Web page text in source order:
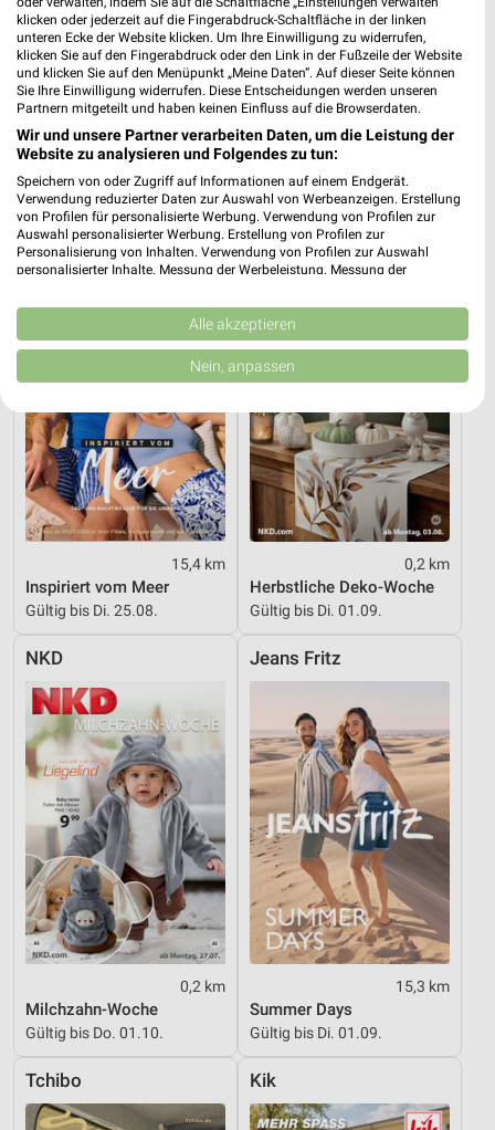
15,4 km
Voilà, c’est moi
Gültig ab Mi. 12.08.
15,4 km
Alpaka cleaning collection
Gültig bis Di. 01.09.
Tchibo
15,4 km
Inspiriert vom Meer
Gültig bis Di. 25.08.
NKD
0,2 km
Herbstliche Deko-Woche
Gültig bis Di. 01.09.
NKD
0,2 km
Milchzahn-Woche
Gültig bis Do. 01.10.
Jeans Fritz
15,3 km
Summer Days
Gültig bis Di. 01.09.
Tchibo Kik
klicken oder jederzeit auf die Fingerabdruck-Schaltfläche in der linken
unteren Ecke der Website klicken. Um Ihre Einwilligung zu widerrufen,
klicken Sie auf den Fingerabdruck oder den Link in der Fußzeile der Website
und klicken Sie auf den Menüpunkt „Meine Daten“. Auf dieser Seite können
Sie Ihre Einwilligung widerrufen. Diese Entscheidungen werden unseren
Partnern mitgeteilt und haben keinen Einfluss auf die Browserdaten.
Wir und unsere Partner verarbeiten Daten, um die Leistung der
Website zu analysieren und Folgendes zu tun:
Speichern von oder Zugriff auf Informationen auf einem Endgerät.
Verwendung reduzierter Daten zur Auswahl von Werbeanzeigen. Erstellung
von Profilen für personalisierte Werbung. Verwendung von Profilen zur
Auswahl personalisierter Werbung. Erstellung von Profilen zur
Personalisierung von Inhalten. Verwendung von Profilen zur Auswahl
personalisierter Inhalte. Messung der Werbeleistung. Messung der
Kombinationen von Daten aus verschiedenen Quellen. Entwicklung und
Verbesserung der Angebote. Verwendung reduzierter Daten zur Auswahl
von Inhalten.
Daten können außerhalb der Europäischen Union weitergegeben und in die
USA gesendet werden.
Website/App.
Partnerliste anzeigen (1 IAB-Anbieter)
Wir nutzen Ihre Daten für folgende Zwecke:
IAB-Verarbeitungszwecke:
Speichern von oder Zugriff auf Informationen
auf einem Endgerät
Verwendung reduzierter Daten zur Auswahl von
Werbeanzeigen
Erstellung von Profilen für personalisierte
Werbung
Verwendung von Profilen zur Auswahl
personalisierter Werbung
Erstellung von Profilen zur Personalisierung
von Inhalten
Verwendung von Profilen zur Auswahl
personalisierter Inhalte
Messung der Werbeleistung
Messung der Performance von Inhalten
Analyse von Zielgruppen durch Statistiken oder
Kombinationen von Daten aus verschiedenen
Alle akzeptieren
Nein, anpassen